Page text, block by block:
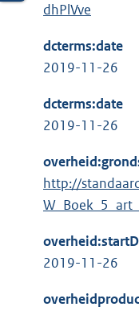
dhPlVve
dcterms:date
2019-11-26
dcterms:date
2019-11-26
http://
2019-11-26